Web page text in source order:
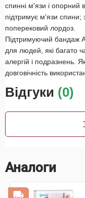
спинні м'язи і опорний
підтримує м'язи спини;
поперековий лордоз.
Підтримуючий бандаж
для людей, які багато
алергій і подразнень.
довговічність
Відгуки (0)
Аналоги